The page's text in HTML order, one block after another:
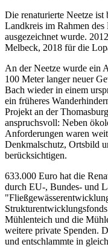
Die renaturierte Neetze ist
Landkreis im Rahmen des
ausgezeichnet wurde.
Melbeck, 2018 für die
An der Neetze wurde ein
100 Meter langer neuer
Bach wieder in einem
ein früheres
Projekt an der
anspruchsvoll: Neben
Anforderungen waren
Denkmalschutz, Ortsbild
berücksichtigen.
633.000 Euro hat die
durch EU-, Bundes- und
Mühlenteich und die
weitere private Spenden.
und entschlammte in